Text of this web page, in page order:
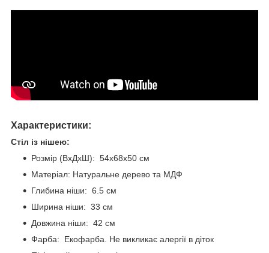
Характеристики:
Стіл із нішею:
Розмір (ВхДхШ): 54х68х50 см
Матеріал: Натуральне дерево та МДФ
Глибина ніши: 6.5 см
Ширина ніши: 33 см
Довжина ніши: 42 см
Фарба: Екофарба. Не викликає алергії в діток